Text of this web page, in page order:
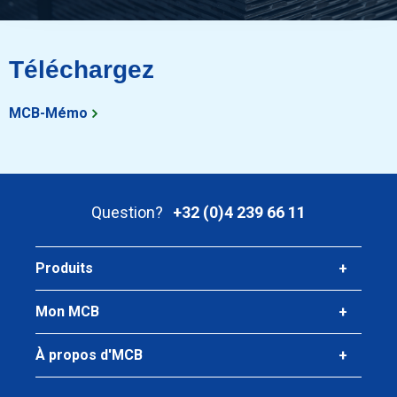
Téléchargez
MCB-Mémo
Question? +32 (0)4 239 66 11
Produits
Mon MCB
À propos d'MCB